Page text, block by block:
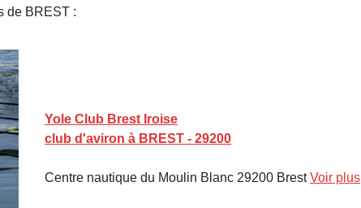
de BREST :
Yole Club Brest Iroise
club d'aviron à BREST - 29200
Centre nautique du Moulin Blanc 29200 BrestVoir plus